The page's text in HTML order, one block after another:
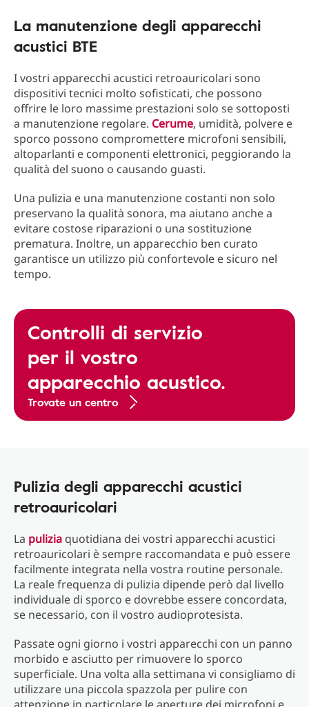
La manutenzione degli apparecchi
acustici BTE
I vostri apparecchi acustici retroauricolari sono
dispositivi tecnici molto sofisticati, che possono
offrire le loro massime prestazioni solo se sottoposti
a manutenzione regolare. Cerume, umidità, polvere e
sporco possono compromettere microfoni sensibili,
altoparlanti e componenti elettronici, peggiorando la
qualità del suono o causando guasti.
Una pulizia e una manutenzione costanti non solo
preservano la qualità sonora, ma aiutano anche a
evitare costose riparazioni o una sostituzione
prematura. Inoltre, un apparecchio ben curato
garantisce un utilizzo più confortevole e sicuro nel
tempo.
Controlli di servizio
per il vostro
apparecchio acustico.
Trovate un centro
Pulizia degli apparecchi acustici
retroauricolari
La pulizia quotidiana dei vostri apparecchi acustici
retroauricolari è sempre raccomandata e può essere
facilmente integrata nella vostra routine personale.
La reale frequenza di pulizia dipende però dal livello
individuale di sporco e dovrebbe essere concordata,
se necessario, con il vostro audioprotesista.
Passate ogni giorno i vostri apparecchi con un panno
morbido e asciutto per rimuovere lo sporco
superficiale. Una volta alla settimana vi consigliamo di
utilizzare una piccola spazzola per pulire con